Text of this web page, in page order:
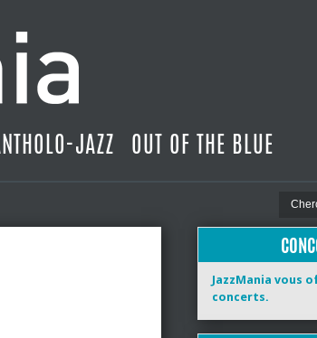
JAZZ OUT OF THE BLUE
JazzMania vous
concerts.